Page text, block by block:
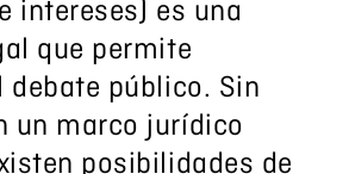
intereses) es una
que permite
debate público. Sin
un marco jurídico
posibilidades de